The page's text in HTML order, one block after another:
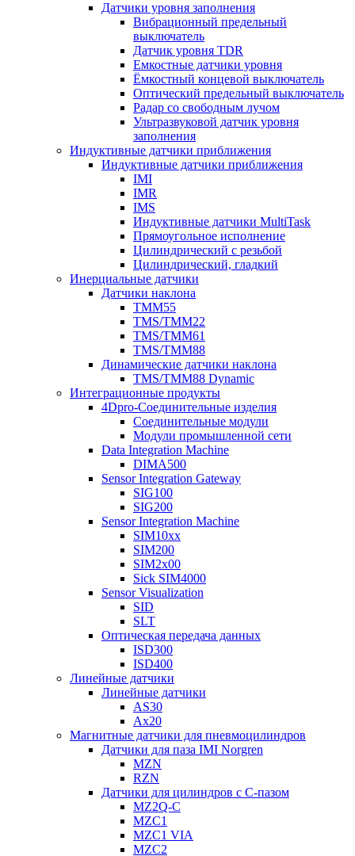
Датчики уровня заполнения
Вибрационный предельный
выключатель
Датчик уровня TDR
Емкостные датчики уровня
Ёмкостный концевой выключатель
Оптический предельный выключатель
Радар со свободным лучом
Ультразвуковой датчик уровня
заполнения
Индуктивные датчики приближения
Индуктивные датчики приближения
IMI
IMR
IMS
Индуктивные датчики MultiTask
Прямоугольное исполнение
Цилиндрический с резьбой
Цилиндрический, гладкий
Инерциальные датчики
Датчики наклона
TMM55
TMS/TMM22
TMS/TMM61
TMS/TMM88
Динамические датчики наклона
TMS/TMM88 Dynamic
Интеграционные продукты
4Dpro-Соединительные изделия
Соединительные модули
Модули промышленной сети
Data Integration Machine
DIMA500
Sensor Integration Gateway
SIG100
SIG200
Sensor Integration Machine
SIM10xx
SIM200
SIM2x00
Sick SIM4000
Sensor Visualization
SID
SLT
Оптическая передача данных
ISD300
ISD400
Линейные датчики
Линейные датчики
AS30
Ax20
Магнитные датчики для пневмоцилиндров
Датчики для паза IMI Norgren
MZN
RZN
Датчики для цилиндров с С-пазом
MZ2Q-C
MZC1
MZC1 VIA
MZC2